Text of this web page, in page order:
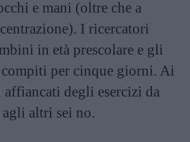
e mani (oltre che a
I ricercatori
in età prescolare e gli
per cinque giorni. Ai
degli esercizi da
altri sei no.